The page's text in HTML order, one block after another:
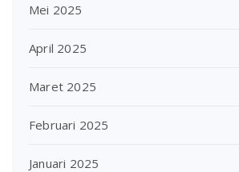
Mei 2025
April 2025
Maret 2025
Februari 2025
Januari 2025